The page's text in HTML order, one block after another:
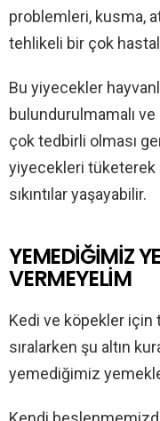
problemleri, kusma,
tehlikeli bir çok
Bu yiyecekler
bulundurulmamalı
çok tedbirli olması
yiyecekleri tüketerek
sıkıntılar yaşayabilir.
YEMEDİĞİMİZ
VERMEYELİM
Kedi ve köpekler için
sıralarken şu altın
yemediğimiz